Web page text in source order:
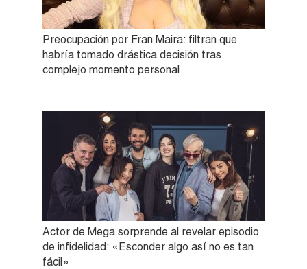
Preocupación por Fran Maira: filtran que
habría tomado drástica decisión tras
complejo momento personal
Actor de Mega sorprende al revelar episodio
de infidelidad: «Esconder algo así no es tan
fácil»